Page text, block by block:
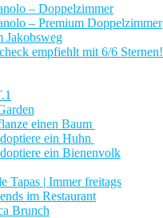
– Doppelzimmer
– Premium Doppelzimmer
Jakobsweg
empfiehlt mit 6/6 Sternen!
einen Baum
ein Huhn
ein Bienenvolk
Tapas | Immer freitags
im Restaurant
Brunch